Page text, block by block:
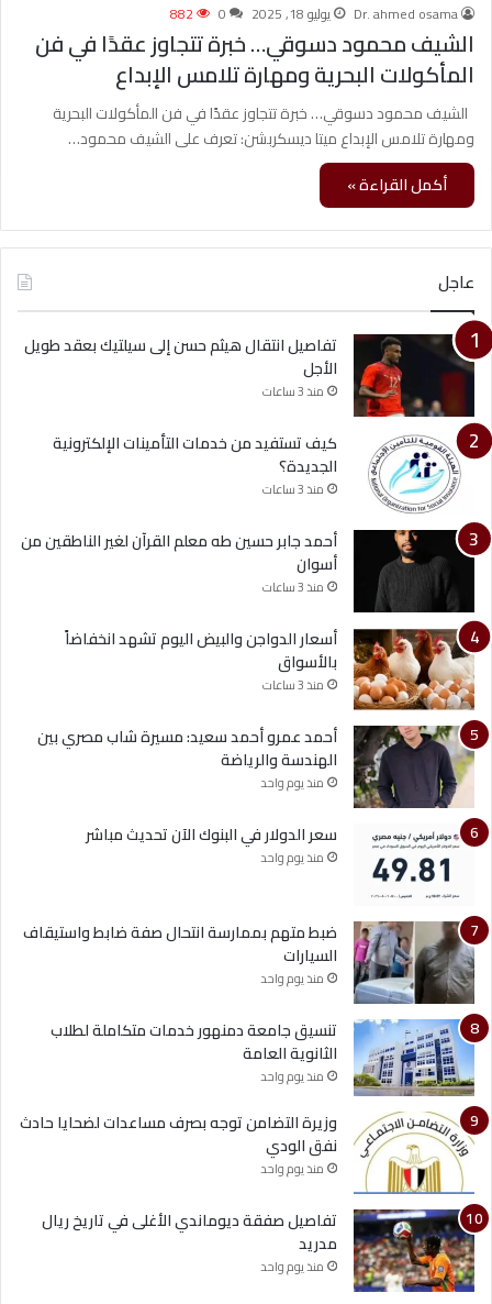
Dr. ahmed osama يوليو 18, 2025 0
882
الشيف محمود دسوقي… خبرة تتجاوز عقدًا في فن
المأكولات البحرية ومهارة تلامس الإبداع
الشيف محمود دسوقي… خبرة تتجاوز عقدًا في فن المأكولات البحرية
ومهارة تلامس الإبداع ميتا ديسكربشن: تعرف على الشيف محمود…
أكمل القراءة »
عاجل
تفاصيل انتقال هيثم حسن إلى سيلتيك بعقد طويل
الأجل
منذ 3 ساعات
كيف تستفيد من خدمات التأمينات الإلكترونية
الجديدة؟
منذ 3 ساعات
أحمد جابر حسين طه معلم القرآن لغير الناطقين من
أسوان
منذ 3 ساعات
أسعار الدواجن والبيض اليوم تشهد انخفاضاً
بالأسواق
منذ 3 ساعات
أحمد عمرو أحمد سعيد: مسيرة شاب مصري بين
الهندسة والرياضة
منذ يوم واحد
سعر الدولار في البنوك الآن تحديث مباشر
منذ يوم واحد
ضبط متهم بممارسة انتحال صفة ضابط واستيقاف
السيارات
منذ يوم واحد
تنسيق جامعة دمنهور خدمات متكاملة لطلاب
الثانوية العامة
منذ يوم واحد
وزيرة التضامن توجه بصرف مساعدات لضحايا حادث
نفق الودي
منذ يوم واحد
تفاصيل صفقة ديوماندي الأغلى في تاريخ ريال
مدريد
منذ يوم واحد